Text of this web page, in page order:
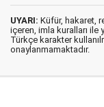
UYARI: Küfür, hakaret,
içeren, imla kuralları ile
Türkçe karakter
onaylanmamaktadır.